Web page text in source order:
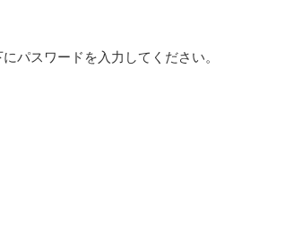
パスワードを入力してください。